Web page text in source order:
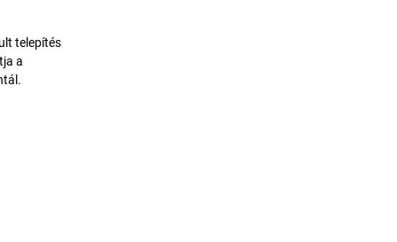
telepítés
a